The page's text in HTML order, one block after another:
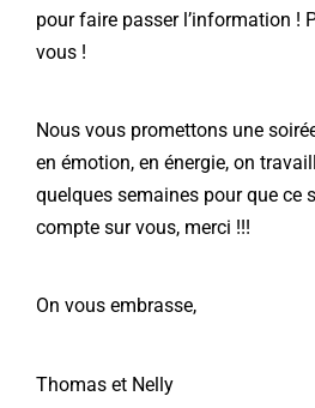
pour faire passer l’information !
vous !
Nous vous promettons une
en émotion, en énergie, on
quelques semaines pour que ce
compte sur vous, merci !!!
On vous embrasse,
Thomas et Nelly